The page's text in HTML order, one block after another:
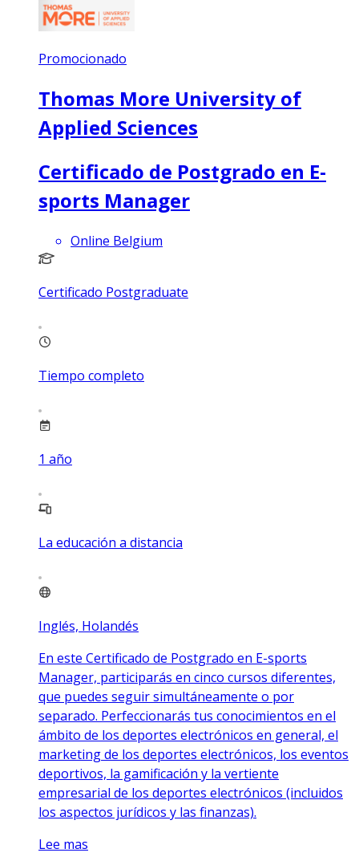
Promocionado
Thomas More University of
Applied Sciences
Certificado de Postgrado en E-
sports Manager
Online Belgium
Certificado Postgraduate
Tiempo completo
1 año
La educación a distancia
Inglés, Holandés
En este Certificado de Postgrado en E-sports
Manager, participarás en cinco cursos diferentes,
que puedes seguir simultáneamente o por
separado. Perfeccionarás tus conocimientos en el
ámbito de los deportes electrónicos en general, el
marketing de los deportes electrónicos, los eventos
deportivos, la gamificación y la vertiente
empresarial de los deportes electrónicos (incluidos
los aspectos jurídicos y las finanzas).
Lee mas